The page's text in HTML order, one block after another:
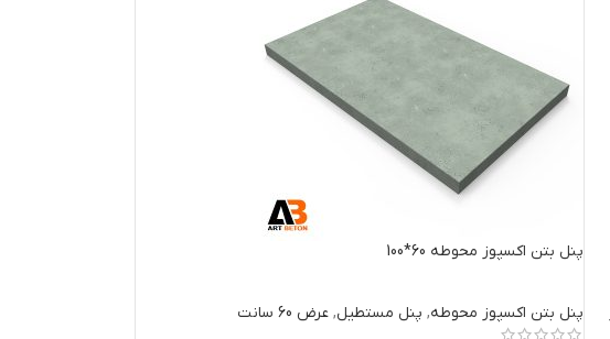
پنل بتن اکسپوز محوطه 60*100
پنل بتن اکسپوز محوطه, پنل مستطیل, عرض 60 سانت